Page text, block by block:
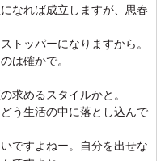
なれば成立しますが、思春
トッパーになりますから。
は確かで。
求めるスタイルかと。
う生活の中に落とし込んで
ですよねー。自分を出せな